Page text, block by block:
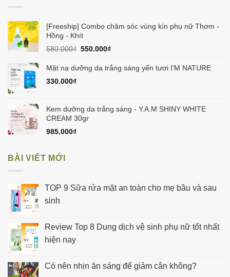
[Freeship] Combo chăm sóc vùng kín phụ nữ Thơm -
Hồng - Khít
580.000₫ Giá
là:
550.000₫Giá
tại
Mặt nạ dưỡng da trắng sáng yến tươi I'M NATURE
330.000₫
Kem dưỡng da trắng sáng - Y.A.M SHINY WHITE
CREAM 30gr
985.000₫
BÀI VIẾT MỚI
TOP 9 Sữa rửa mặt an toàn cho mẹ bầu và sau
sinh
Review Top 8 Dung dịch vệ sinh phụ nữ tốt nhất
hiện nay
Có nên nhịn ăn sáng để giảm cân không?